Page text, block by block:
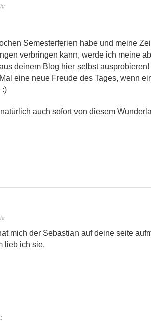
Semesterferien habe und meine
verbringen kann, werde ich meine
deinem Blog hier selbst ausprobieren!
eine neue Freude des Tages, wenn
:)
auch sofort von diesem
mich der Sebastian auf deine seite
lieb ich sie.